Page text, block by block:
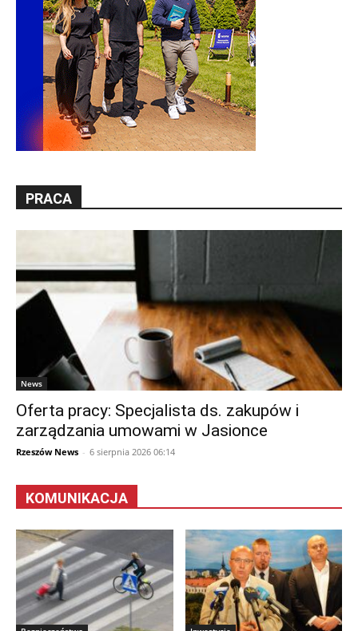
PRACA
News
Oferta pracy: Specjalista ds. zakupów i
zarządzania umowami w Jasionce
Rzeszów News - 6 sierpnia 2026 06:14
KOMUNIKACJA